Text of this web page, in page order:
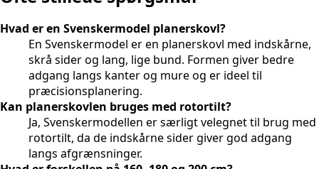
Hvad er en Svenskermodel planerskovl?
En Svenskermodel er en planerskovl med indskårne,
skrå sider og lang, lige bund. Formen giver bedre
adgang langs kanter og mure og er ideel til
præcisionsplanering.
Kan planerskovlen bruges med rotortilt?
Ja, Svenskermodellen er særligt velegnet til brug med
rotortilt, da de indskårne sider giver god adgang
langs afgrænsninger.